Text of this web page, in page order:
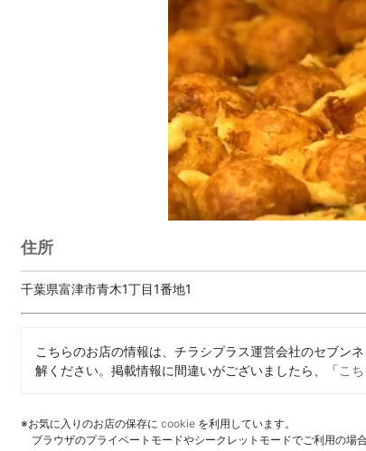
住所
千葉県富津市青木1丁目1番地1
こちらのお店の情報は、チラシプラス運営会社のセブン
解ください。掲載情報に間違いがございましたら、「こ
※お気に入りのお店の保存に cookie を利用しています。
ブラウザのプライベートモードやシークレットモードでご利用の場